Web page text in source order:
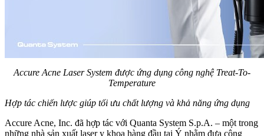
Accure Acne Laser System được ứng dụng công nghệ Treat-To-
Temperature
Hợp tác chiến lược giúp tối ưu chất lượng và khả năng ứng dụng
Accure Acne, Inc. đã hợp tác với Quanta System S.p.A. – một trong
những nhà sản xuất laser y khoa hàng đầu tại Ý nhằm đưa công